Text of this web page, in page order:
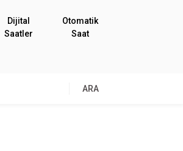
Dijital
Saatler
Otomatik
Saat
ARA